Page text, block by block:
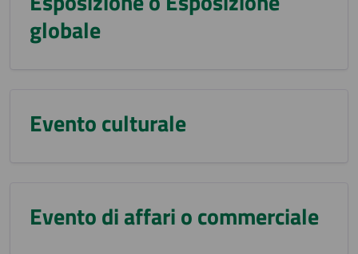
globale
Evento culturale
Evento di affari o commerciale